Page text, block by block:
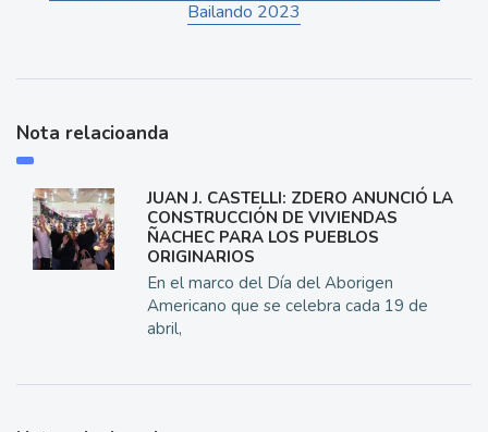
Bailando 2023
Nota relacioanda
JUAN J. CASTELLI: ZDERO ANUNCIÓ LA
CONSTRUCCIÓN DE VIVIENDAS
ÑACHEC PARA LOS PUEBLOS
ORIGINARIOS
En el marco del Día del Aborigen
Americano que se celebra cada 19 de
abril,